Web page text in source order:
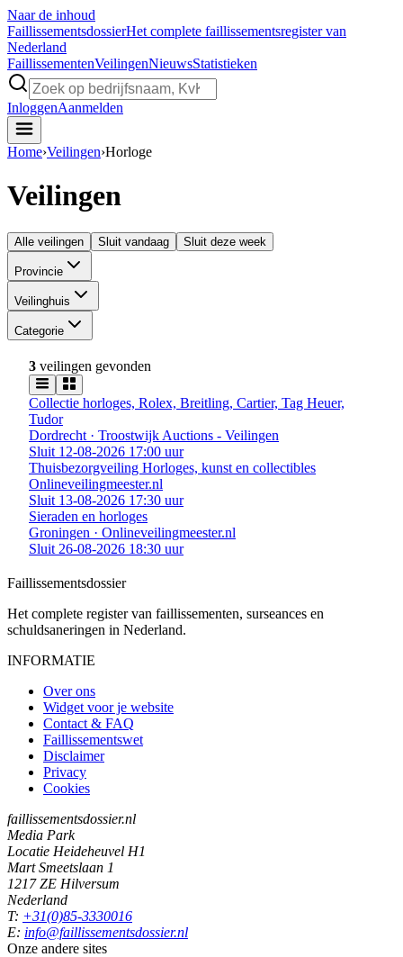
Naar de inhoud
FaillissementsdossierHet complete faillissementsregister van
Nederland
FaillissementenVeilingenNieuwsStatistieken
InloggenAanmelden
Home›Veilingen›Horloge
Veilingen
Alle veilingen Sluit vandaag Sluit deze week
Provincie
Veilinghuis
Categorie
3 veilingen gevonden
Collectie horloges, Rolex, Breitling, Cartier, Tag Heuer,
Tudor
Dordrecht · Troostwijk Auctions - Veilingen
Sluit 12-08-2026 17:00 uur
Thuisbezorgveiling Horloges, kunst en collectibles
Onlineveilingmeester.nl
Sluit 13-08-2026 17:30 uur
Sieraden en horloges
Groningen · Onlineveilingmeester.nl
Sluit 26-08-2026 18:30 uur
Faillissementsdossier
Het complete register van faillissementen, surseances en
schuldsaneringen in Nederland.
INFORMATIE
Over ons
Widget voor je website
Contact & FAQ
Faillissementswet
Disclaimer
Privacy
Cookies
faillissementsdossier.nl
Media Park
Locatie Heideheuvel H1
Mart Smeetslaan 1
1217 ZE Hilversum
Nederland
T: +31(0)85-3330016
E: info@faillissementsdossier.nl
Onze andere sites